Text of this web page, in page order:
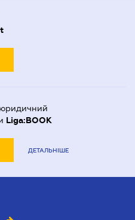
Liga:BOOK
ДЕТАЛЬНІШЕ